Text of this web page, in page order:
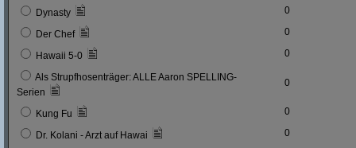
Dynasty 0
Der Chef 0
Hawaii 5-0 0
Als Strupfhosenträger: ALLE Aaron SPELLING-
Serien
0
Kung Fu 0
Dr. Kolani - Arzt auf Hawai 0